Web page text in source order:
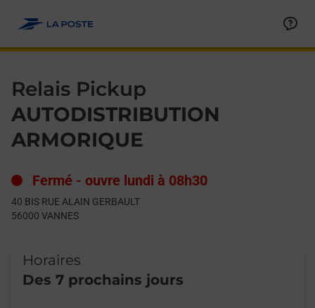
Relais Pickup
AUTODISTRIBUTION
ARMORIQUE
Fermé - ouvre lundi à 08h30
40 BIS RUE ALAIN GERBAULT
56000 VANNES
Horaires
Des 7 prochains jours